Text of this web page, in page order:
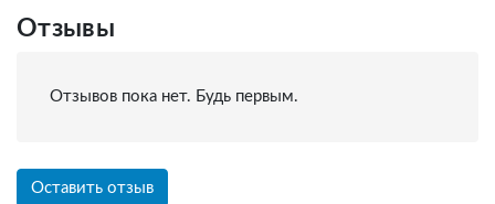
Отзывы
Отзывов пока нет. Будь первым.
Оставить отзыв